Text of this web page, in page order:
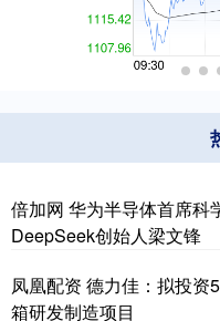
倍加网 华为半导体首席科
DeepSeek创始人梁文锋
凤凰配资 德力佳：拟投资
箱研发制造项目